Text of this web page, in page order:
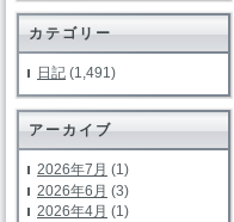
カテゴリー
日記 (1,491)
アーカイブ
2026年7月 (1)
2026年6月 (3)
2026年4月 (1)